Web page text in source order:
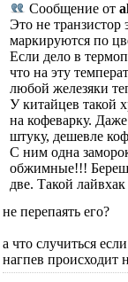
Сообщение от
Это не транзистор
маркируются по
Если дело в
что на эту
любой железяки
У китайцев такой
на кофеварку.
штуку, дешевле
С ним одна
обжимные!!!
две. Такой
не перепаять его?
а что случиться
нагпев происходит